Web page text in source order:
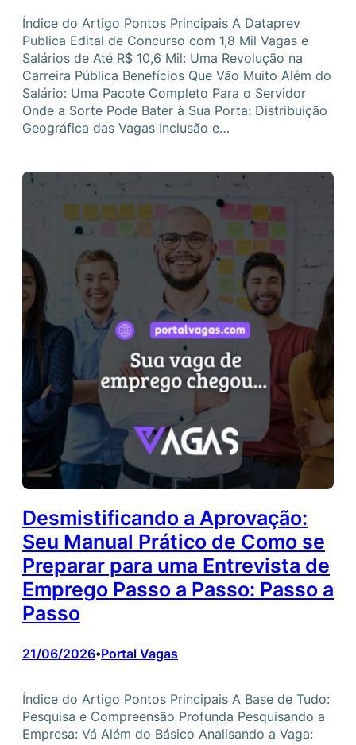
Índice do Artigo Pontos Principais A Dataprev
Publica Edital de Concurso com 1,8 Mil Vagas e
Salários de Até R$ 10,6 Mil: Uma Revolução na
Carreira Pública Benefícios Que Vão Muito Além do
Salário: Uma Pacote Completo Para o Servidor
Onde a Sorte Pode Bater à Sua Porta: Distribuição
Geográfica das Vagas Inclusão e…
Desmistificando a Aprovação:
Seu Manual Prático de Como se
Preparar para uma Entrevista de
Emprego Passo a Passo: Passo a
Passo
21/06/2026•Portal Vagas
Índice do Artigo Pontos Principais A Base de Tudo:
Pesquisa e Compreensão Profunda Pesquisando a
Empresa: Vá Além do Básico Analisando a Vaga: